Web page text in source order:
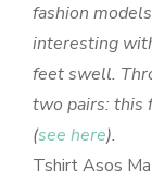
fashion
interesting
feet swell.
two pairs: this
(see here).
Tshirt Asos